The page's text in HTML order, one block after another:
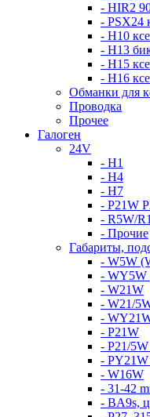
- HIR2
- PSX24
- H10
- H13
- H15
- H16
Обманки для
Проводка
Прочее
Галоген
24V
- H1
- H4
- H7
- P21W
- R5W/
- Прочие
Габариты,
- W5W
- WY5W
- W21W
- W21/
-
- P21W
- P21/
-
- W16W
- 31-42
- BA9s,